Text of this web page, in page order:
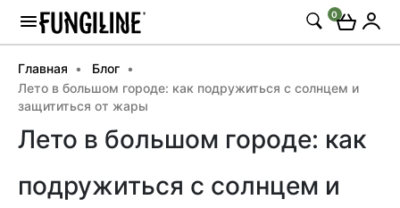
0
Главная
Блог
Лето в большом городе: как подружиться с солнцем и
защититься от жары
Лето в большом городе: как
подружиться с солнцем и